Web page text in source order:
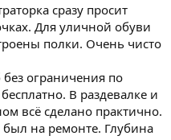
сразу просит
Для уличной обуви
полки. Очень чисто
ограничения по
В раздевалке и
всё сделано практично.
на ремонте. Глубина